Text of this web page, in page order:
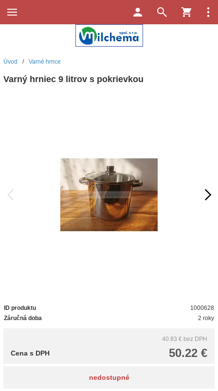
Úvod / Varné hrnce
Varný hrniec 9 litrov s pokrievkou
ID produktu
1000628
Záručná doba
2 roky
40.83 € bez DPH
50.22 €
Cena s DPH
nedostupné